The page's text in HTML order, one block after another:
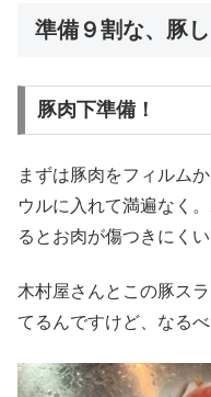
準備９割な、豚し
豚肉下準備！
まずは豚肉をフィルム
ウルに入れて満遍なく
るとお肉が傷つきにくい
木村屋さんとこの豚ス
てるんですけど、なる